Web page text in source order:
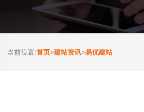
当前位置:首页>建站资讯>易优建站